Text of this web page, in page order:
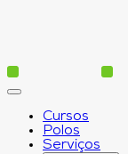
Cursos
Polos
Serviços